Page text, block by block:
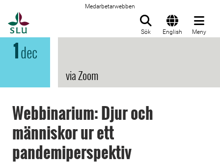
Medarbetarwebben
Sök English Meny
1dec
via Zoom
Webbinarium: Djur och
människor ur ett
pandemiperspektiv